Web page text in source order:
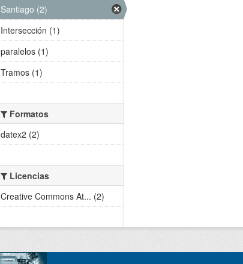
Santiago (2)
Intersección (1)
paralelos (1)
Tramos (1)
Formatos
datex2 (2)
Licencias
Creative Commons At... (2)